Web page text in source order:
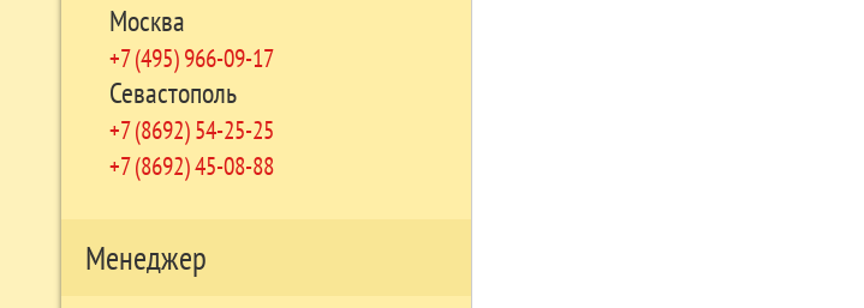
Москва
+7 (495) 966-09-17
Севастополь
+7 (8692) 54-25-25
+7 (8692) 45-08-88
Менеджер